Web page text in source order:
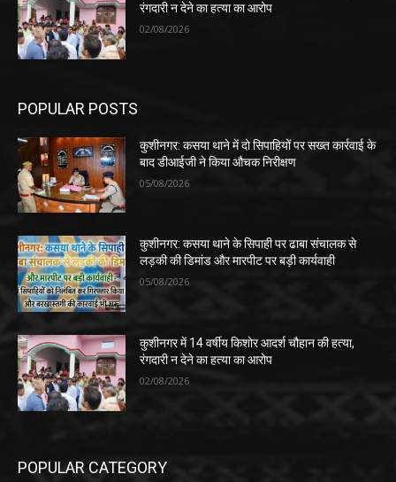
रंगदारी न देने का हत्या का आरोप
02/08/2026
POPULAR POSTS
कुशीनगर: कसया थाने में दो सिपाहियों पर सख्त कार्रवाई के
बाद डीआईजी ने किया औचक निरीक्षण
05/08/2026
कुशीनगर: कसया थाने के सिपाही पर ढाबा संचालक से
लड़की की डिमांड और मारपीट पर बड़ी कार्यवाही
05/08/2026
कुशीनगर में 14 वर्षीय किशोर आदर्श चौहान की हत्या,
रंगदारी न देने का हत्या का आरोप
02/08/2026
POPULAR CATEGORY